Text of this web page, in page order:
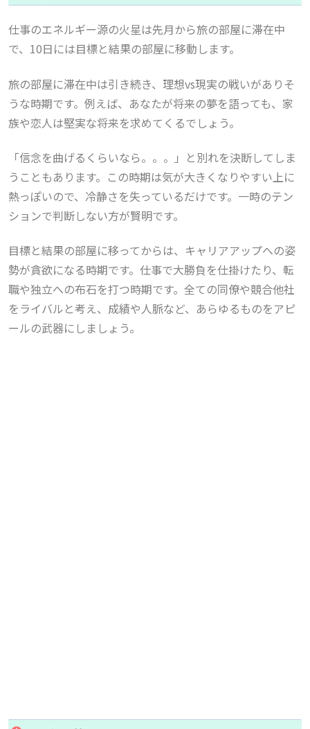
仕事のエネルギー源の火星は先月から旅の部屋に滞在中
で、10日には目標と結果の部屋に移動します。
旅の部屋に滞在中は引き続き、理想vs現実の戦いがありそ
うな時期です。例えば、あなたが将来の夢を語っても、家
族や恋人は堅実な将来を求めてくるでしょう。
「信念を曲げるくらいなら。。。」と別れを決断してしま
うこともあります。この時期は気が大きくなりやすい上に
熱っぽいので、冷静さを失っているだけです。一時のテン
ションで判断しない方が賢明です。
目標と結果の部屋に移ってからは、キャリアアップへの姿
勢が貪欲になる時期です。仕事で大勝負を仕掛けたり、転
職や独立への布石を打つ時期です。全ての同僚や競合他社
をライバルと考え、成績や人脈など、あらゆるものをアピ
ールの武器にしましょう。